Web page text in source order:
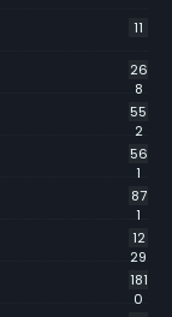
11
26
8
55
2
56
1
87
1
12
29
181
0